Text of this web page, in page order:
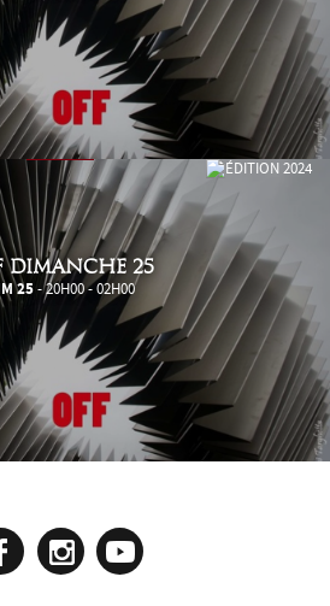
DIMANCHE 25
25 - 20H00 - 02H00